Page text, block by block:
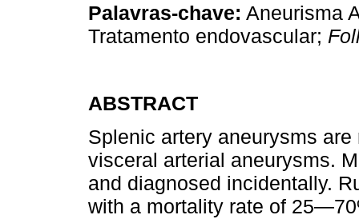
Palavras-chave: Aneurisma
Tratamento endovascular;
ABSTRACT
Splenic artery aneurysms
visceral arterial aneurysms.
and diagnosed incidentally.
with a mortality rate of